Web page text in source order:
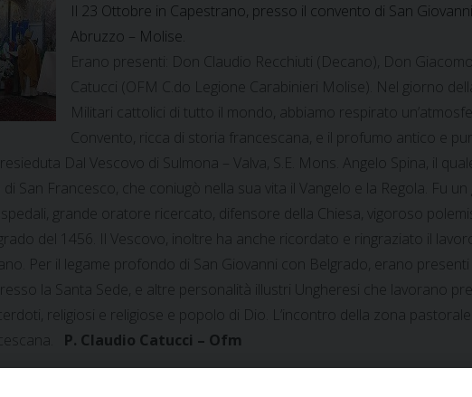
Il 23 Ottobre in Capestrano, presso il convento di San
Abruzzo – Molise.
Erano presenti: Don Claudio Recchiuti (Decano), Don
Catucci (OFM C.do Legione Carabinieri Molise). Nel giorno
Militari cattolici di tutto il mondo, abbiamo respirato
Convento, ricca di storia francescana, e il profumo antico e
Dal Vescovo di Sulmona – Valva, S.E. Mons. Angelo Spina, il
San Francesco, che coniugò nella sua vita il Vangelo e la Regola. Fu
grande oratore ricercato, difensore della Chiesa, vigoroso
del 1456. Il Vescovo, inoltre ha anche ricordato e ringraziato il
Per il legame profondo di San Giovanni con Belgrado, erano
la Santa Sede, e altre personalità illustri Ungheresi che lavorano
religiosi e religiose e popolo di Dio. L’incontro della zona
P. Claudio Catucci – Ofm